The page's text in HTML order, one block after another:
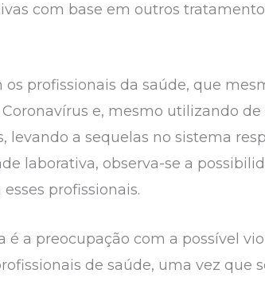
com base em outros
profissionais da saúde, que
e, mesmo utilizando de
levando a sequelas no sistema
laborativa, observa-se a
profissionais.
é a preocupação com a possível
de saúde, uma vez que